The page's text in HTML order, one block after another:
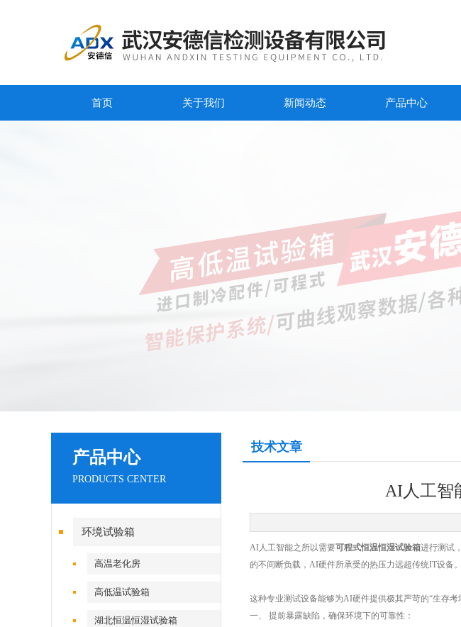
首页 关于我们 新闻动态 产品中心
产品中心
PRODUCTS CENTER
环境试验箱
高温老化房
高低温试验箱
湖北恒温恒湿试验箱
技术文章
AI人工智
AI人工智能之所以需要可程式恒温恒湿试验箱进行测试
的不间断负载，AI硬件所承受的热压力远超传统IT设备。
这种专业测试设备能够为AI硬件提供极其严苛的“生存
一、 提前暴露缺陷，确保环境下的可靠性：